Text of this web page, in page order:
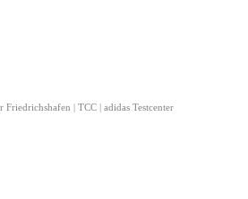
Friedrichshafen | TCC | adidas Testcenter